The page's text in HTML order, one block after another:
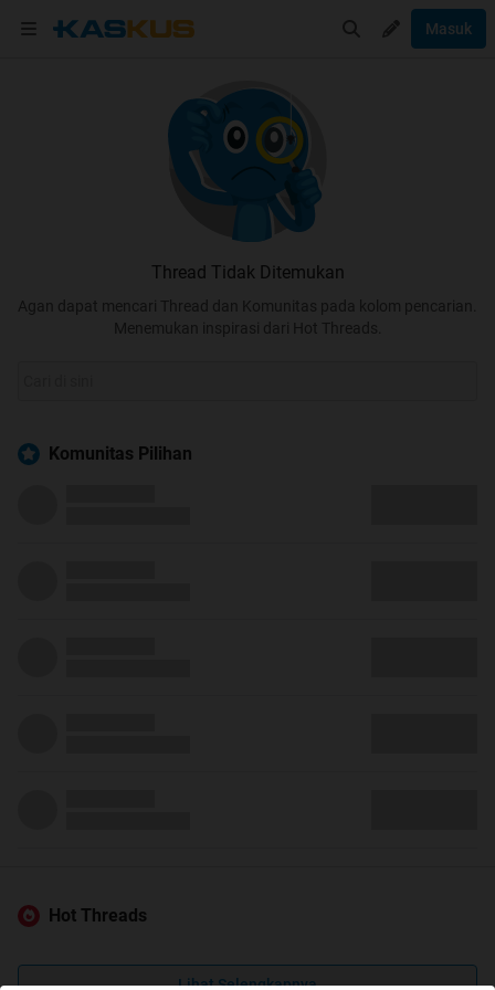
Masuk
Thread Tidak Ditemukan
Agan dapat mencari Thread dan Komunitas pada kolom pencarian.
Menemukan inspirasi dari Hot Threads.
Komunitas Pilihan
Hot Threads
Lihat Selengkapnya